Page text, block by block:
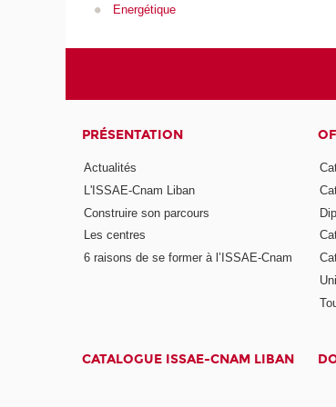
Energétique
PRÉSENTATION
Actualités
L'ISSAE-Cnam Liban
Construire son parcours
Les centres
6 raisons de se former à l’ISSAE-Cnam
CATALOGUE ISSAE-CNAM LIBAN